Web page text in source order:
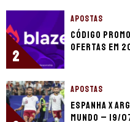
2
APOSTAS
Código
ofertas em
APOSTAS
Espanha x
Mundo – 19/